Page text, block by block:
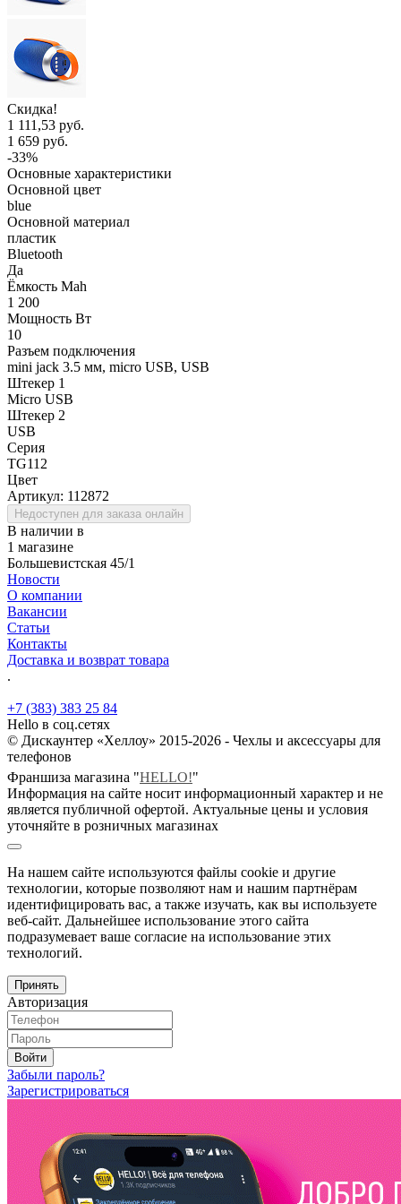
Скидка!
1 111,53 руб.
1 659 руб.
-33%
Основные характеристики
Основной цвет
blue
Основной материал
пластик
Bluetooth
Да
Ёмкость Mah
1 200
Мощность Вт
10
Разъем подключения
mini jack 3.5 мм, micro USB, USB
Штекер 1
Micro USB
Штекер 2
USB
Серия
TG112
Цвет
Артикул: 112872
Недоступен для заказа онлайн
В наличии в
1 магазине
Большевистская 45/1
Новости
О компании
Вакансии
Статьи
Контакты
Доставка и возврат товара
.
+7 (383) 383 25 84
Hello в соц.сетях
© Дискаунтер «Хеллоу» 2015-2026 - Чехлы и аксессуары для
телефонов
Франшиза магазина "HELLO!"
Информация на сайте носит информационный характер и не
является публичной офертой. Актуальные цены и условия
уточняйте в розничных магазинах
На нашем сайте используются файлы cookie и другие
технологии, которые позволяют нам и нашим партнёрам
идентифицировать вас, а также изучать, как вы используете
веб-сайт. Дальнейшее использование этого сайта
подразумевает ваше согласие на использование этих
технологий.
Принять
Авторизация
Войти
Забыли пароль?
Зарегистрироваться